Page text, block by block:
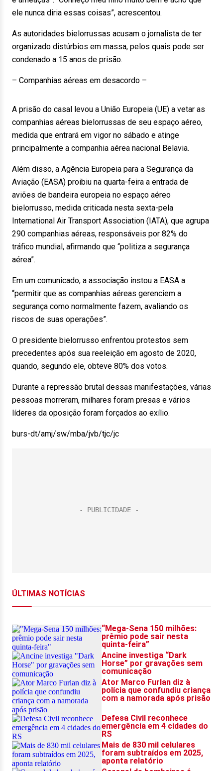
ele nunca diria essas coisas”, acrescentou.
As autoridades bielorrussas acusam o jornalista de ter
organizado distúrbios em massa, pelos quais pode ser
condenado a 15 anos de prisão.
– Companhias aéreas em desacordo –
A prisão do casal levou a União Europeia (UE) a vetar as
companhias aéreas bielorrussas de seu espaço aéreo,
medida que entrará em vigor no sábado e atinge
principalmente a companhia aérea nacional Belavia.
Além disso, a Agência Europeia para a Segurança da
Aviação (EASA) proibiu na quarta-feira a entrada de
aviões de bandeira europeia no espaço aéreo
bielorrusso, medida criticada nesta sexta-pela
International Air Transport Association (IATA), que agrupa
290 companhias aéreas, responsáveis por 82% do
tráfico mundial, afirmando que “politiza a segurança
aérea”.
Em um comunicado, a associação instou a EASA a
“permitir que as companhias aéreas gerenciem a
segurança como normalmente fazem, avaliando os
riscos de suas operações”.
O presidente bielorrusso enfrentou protestos sem
precedentes após sua reeleição em agosto de 2020,
quando, segundo ele, obteve 80% dos votos.
Durante a repressão brutal dessas manifestações, várias
pessoas morreram, milhares foram presas e vários
líderes da oposição foram forçados ao exílio.
burs-dt/amj/sw/mba/jvb/tjc/jc